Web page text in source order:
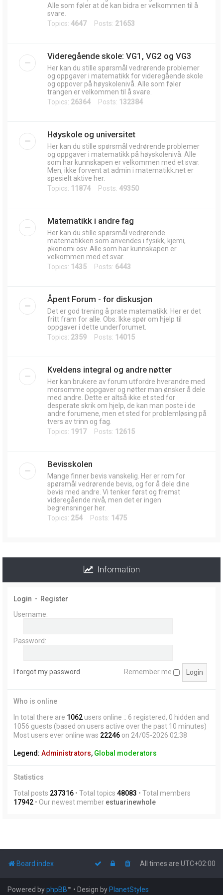
Alle som føler at de kan bidra er velkommen til å
svare.
Topics: 4647Posts: 21653
Videregående skole: VG1, VG2 og VG3
Her kan du stille spørsmål vedrørende problemer
og oppgaver i matematikk for videregående skole
og oppover på høyskolenivå. Alle som føler
trangen er velkommen til å svare.
Topics: 26364 Posts: 132384
Høyskole og universitet
Her kan du stille spørsmål vedrørende problemer
og oppgaver i matematikk på høyskolenivå. Alle
som har kunnskapen er velkommen med et svar.
Men, ikke forvent at admin i matematikk.net er
spesielt aktive her.
Topics: 11874 Posts: 49350
Matematikk i andre fag
Her kan du stille spørsmål vedrørende
matematikken som anvendes i fysikk, kjemi,
økonomi osv. Alle som har kunnskapen er
velkommen med et svar.
Topics: 1435 Posts: 6443
Åpent Forum - for diskusjon
Det er god trening å prate matematikk. Her er det
fritt fram for alle. Obs: Ikke spør om hjelp til
oppgaver i dette underforumet.
Topics: 2359 Posts: 14015
Kveldens integral og andre nøtter
Her kan brukere av forum utfordre hverandre med
morsomme oppgaver og nøtter man ønsker å dele
med andre. Dette er altså ikke et sted for
desperate skrik om hjelp, de kan man poste i de
andre forumene, men et sted for problemløsing på
tvers av trinn og fag.
Topics: 1917Posts: 12615
Bevisskolen
Mange finner bevis vanskelig. Her er rom for
spørsmål vedrørende bevis, og for å dele dine
bevis med andre. Vi tenker først og fremst
videregående nivå, men det er ingen
begrensninger her.
Topics: 254 Posts: 1475
Information
Login • Register
Username:
Password:
I forgot my password Remember me
Who is online
In total there are 1062 users online :: 6 registered, 0 hidden and
1056 guests (based on users active over the past 10 minutes)
Most users ever online was 22246 on 24/05-2026 02:38
Legend: Administrators, Global moderators
Statistics
Total posts 237316 • Total topics 48083 • Total members
17942 • Our newest member estuarinewhole
Board index All times are UTC+02:00
Powered byphpBB™ • Design by PlanetStyles